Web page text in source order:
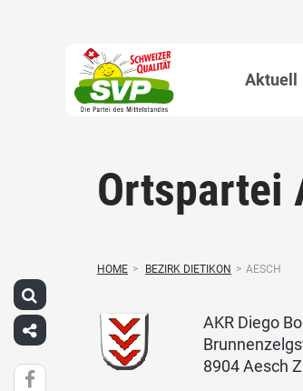
Aktuell
Ortspartei
HOME > BEZIRK DIETIKON > AESCH
AKR Diego
8904 Aesch